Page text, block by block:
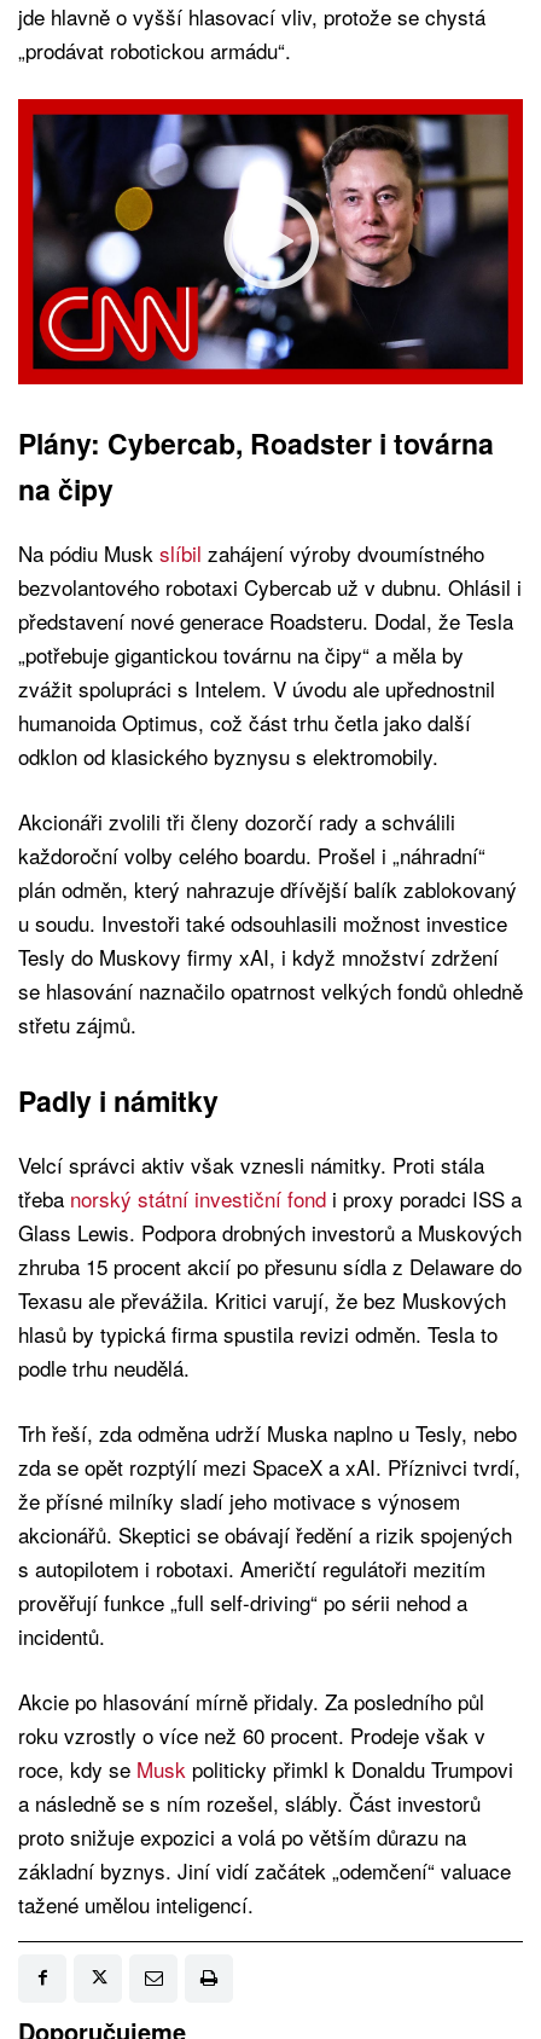
jde hlavně o vyšší hlasovací vliv, protože se chystá
„prodávat robotickou armádu“.
Plány: Cybercab, Roadster i továrna
na čipy
Na pódiu Musk slíbil zahájení výroby dvoumístného
bezvolantového robotaxi Cybercab už v dubnu. Ohlásil i
představení nové generace Roadsteru. Dodal, že Tesla
„potřebuje gigantickou továrnu na čipy“ a měla by
zvážit spolupráci s Intelem. V úvodu ale upřednostnil
humanoida Optimus, což část trhu četla jako další
odklon od klasického byznysu s elektromobily.
Akcionáři zvolili tři členy dozorčí rady a schválili
každoroční volby celého boardu. Prošel i „náhradní“
plán odměn, který nahrazuje dřívější balík zablokovaný
u soudu. Investoři také odsouhlasili možnost investice
Tesly do Muskovy firmy xAI, i když množství zdržení
se hlasování naznačilo opatrnost velkých fondů ohledně
střetu zájmů.
Padly i námitky
Velcí správci aktiv však vznesli námitky. Proti stála
třeba norský státní investiční fond i proxy poradci ISS a
Glass Lewis. Podpora drobných investorů a Muskových
zhruba 15 procent akcií po přesunu sídla z Delaware do
Texasu ale převážila. Kritici varují, že bez Muskových
hlasů by typická firma spustila revizi odměn. Tesla to
podle trhu neudělá.
Trh řeší, zda odměna udrží Muska naplno u Tesly, nebo
zda se opět rozptýlí mezi SpaceX a xAI. Příznivci tvrdí,
že přísné milníky sladí jeho motivace s výnosem
akcionářů. Skeptici se obávají ředění a rizik spojených
s autopilotem i robotaxi. Američtí regulátoři mezitím
prověřují funkce „full self-driving“ po sérii nehod a
incidentů.
Akcie po hlasování mírně přidaly. Za posledního půl
roku vzrostly o více než 60 procent. Prodeje však v
roce, kdy se Musk politicky přimkl k Donaldu Trumpovi
a následně se s ním rozešel, slábly. Část investorů
proto snižuje expozici a volá po větším důrazu na
základní byznys. Jiní vidí začátek „odemčení“ valuace
tažené umělou inteligencí.
Doporučujeme